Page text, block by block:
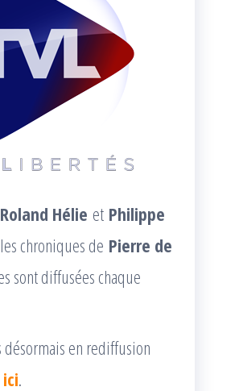
Roland Hélie et Philippe
chroniques de Pierre de
sont diffusées chaque
désormais en rediffusion
.